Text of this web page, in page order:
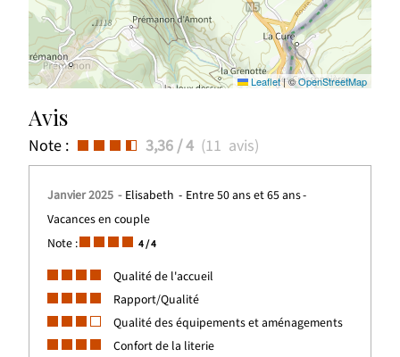
Leaflet|©OpenStreetMap
Avis
Note : 3,36 / 4 (11 avis)
Janvier 2025 Elisabeth
Entre 50 ans et 65 ans
Vacances en couple
Note :
4/ 4
Qualité de l'accueil
Rapport/Qualité
Qualité des équipements et aménagements
Confort de la literie